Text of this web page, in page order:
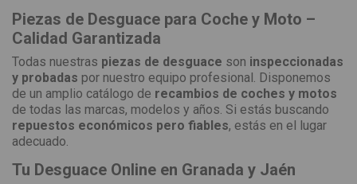
Piezas de Desguace para Coche y Moto –
Calidad Garantizada
Todas nuestras piezas de desguace son inspeccionadas
y probadas por nuestro equipo profesional. Disponemos
de un amplio catálogo de recambios de coches y motos
de todas las marcas, modelos y años. Si estás buscando
repuestos económicos pero fiables, estás en el lugar
adecuado.
Tu Desguace Online en Granada y Jaén